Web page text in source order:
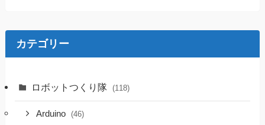
カテゴリー
ロボットつくり隊 (118)
Arduino (46)